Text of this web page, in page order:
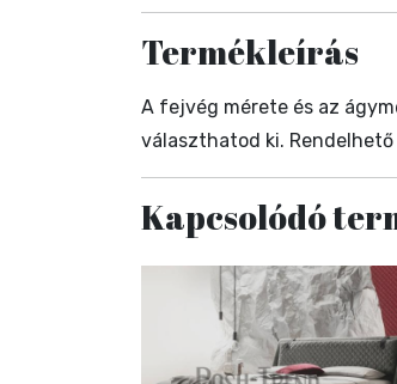
Termékleírás
A fejvég mérete és az
választhatod ki.
Kapcsolódó